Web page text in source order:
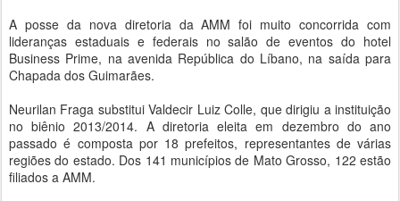
A posse da nova diretoria da AMM foi muito concorrida com
lideranças estaduais e federais no salão de eventos do hotel
Business Prime, na avenida República do Líbano, na saída para
Chapada dos Guimarães.
Neurilan Fraga substitui Valdecir Luiz Colle, que dirigiu a instituição
no biênio 2013/2014. A diretoria eleita em dezembro do ano
passado é composta por 18 prefeitos, representantes de várias
regiões do estado. Dos 141 municípios de Mato Grosso, 122 estão
filiados a AMM.